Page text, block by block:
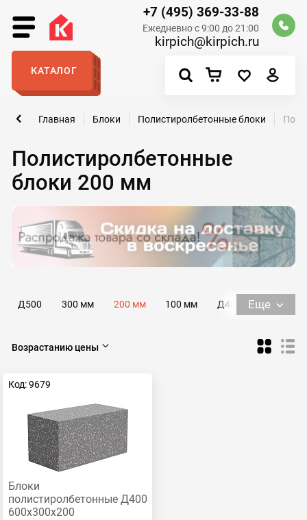
+7 (495) 369-33-88
Ежедневно с 9:00 до 21:00
kirpich@kirpich.ru
КАТАЛОГ
Полистиролбетонные
блоки 200 мм
Главная Блоки Полистиролбетонные блоки
Д500 300 мм 200 мм 100 мм
Д400
Еще
Возрастанию цены
Код: 9679
Блоки
полистиролбетонные Д400
600х300х200